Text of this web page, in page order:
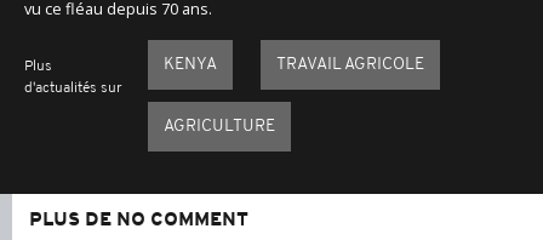
vu ce fléau depuis 70 ans.
Plus
d'actualités sur
KENYA TRAVAIL AGRICOLE
AGRICULTURE
PLUS DE NO COMMENT